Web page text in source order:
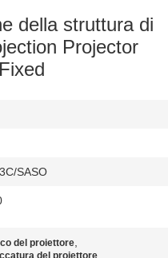
della struttura di
Projector
SASO
del proiettore,